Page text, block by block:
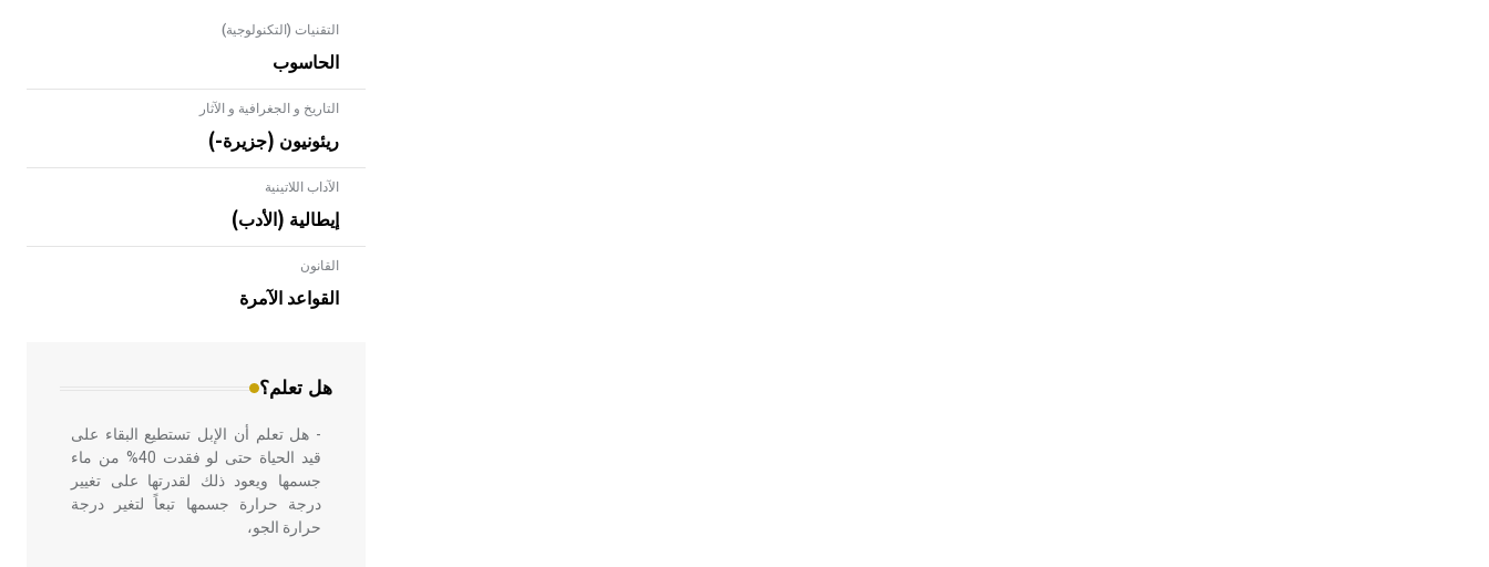
التقنيات (التكنولوجية)
الحاسوب
التاريخ و الجغرافية و الآثار
ريئونيون (جزيرة-)
الآداب اللاتينية
إيطالية (الأدب)
القانون
القواعد الآمرة
هل تعلم؟
- هل تعلم أن الأبلق نوع من الفنون
الهندسية التي ارتبطت بالعمارة الإسلامية
في بلاد الشام ومصر خاصة، حيث يحرص
- هل تعلم أن الإبل تستطيع البقاء على
قيد الحياة حتى لو فقدت 40% من ماء
جسمها ويعود ذلك لقدرتها على تغيير
درجة حرارة جسمها تبعاً لتغير درجة
حرارة الجو،